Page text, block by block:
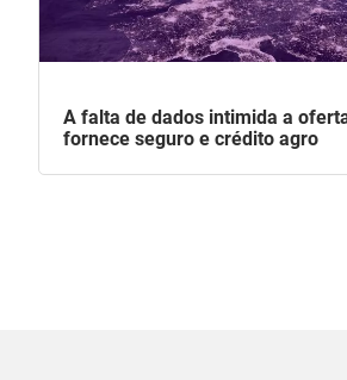
A falta de dados intimida a
fornece seguro e crédito agro